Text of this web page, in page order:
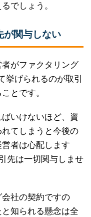
でしょう。
が関与しない
がファクタリング
挙げられるのが取引
とです。
ばいけないほど、資
てしまうと今後の
者は心配します
先は一切関与しませ
社の契約ですの
知られる懸念は全